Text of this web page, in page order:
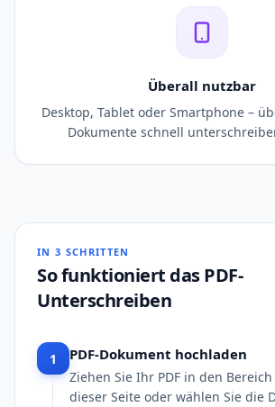
Überall nutzbar
Desktop, Tablet oder Smartphone –
Dokumente schnell
IN 3 SCHRITTEN
So funktioniert das PDF-
Unterschreiben
1 PDF-Dokument hochladen
Ziehen Sie Ihr PDF in den
dieser Seite oder wählen Sie die